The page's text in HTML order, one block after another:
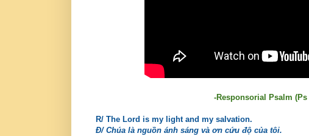
-Responsorial Psalm (Ps
R/ The Lord is my light and my salvation.
Đ/ Chúa là nguồn ánh sáng và ơn cứu độ của tôi.